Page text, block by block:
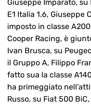
Giuseppe Imparato,
E1 Italia 1.6, Giuseppe
imposto in classe
Cooper Racing, è
Ivan Brusca, su
il Gruppo A, Filippo
fatto sua la classe
ha primeggiato
Russo, su Fiat 500